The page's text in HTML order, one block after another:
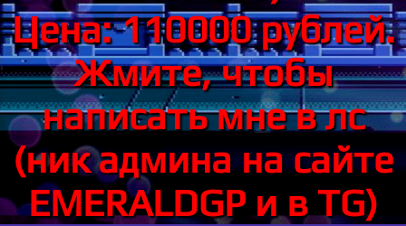
Цена: 110000 рублей.
Жмите, чтобы
написать мне в лс
(ник админа на сайте
EMERALDGP и в TG)